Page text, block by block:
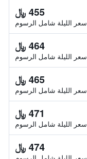
455 ﷼
سعر الليلة شامل الرسوم
464 ﷼
سعر الليلة شامل الرسوم
465 ﷼
سعر الليلة شامل الرسوم
471 ﷼
سعر الليلة شامل الرسوم
474 ﷼